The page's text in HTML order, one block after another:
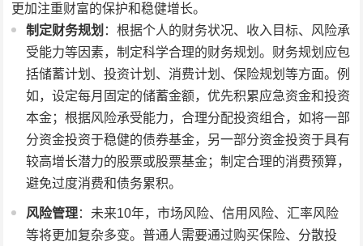
更加注重财富的保护和稳健增长。
制定财务规划 ：根据个人的财务状况、收入目标、风险承
受能力等因素，制定科学合理的财务规划。财务规划应包
括储蓄计划、投资计划、消费计划、保险规划等方面。例
如，设定每月固定的储蓄金额，优先积累应急资金和投资
本金；根据风险承受能力，合理分配投资组合，如将一部
分资金投资于稳健的债券基金，另一部分资金投资于具有
较高增长潜力的股票或股票基金；制定合理的消费预算，
避免过度消费和债务累积。
风险管理：未来10年，市场风险、信用风险、汇率风险
等将更加复杂多变。普通人需要通过购买保险、分散投